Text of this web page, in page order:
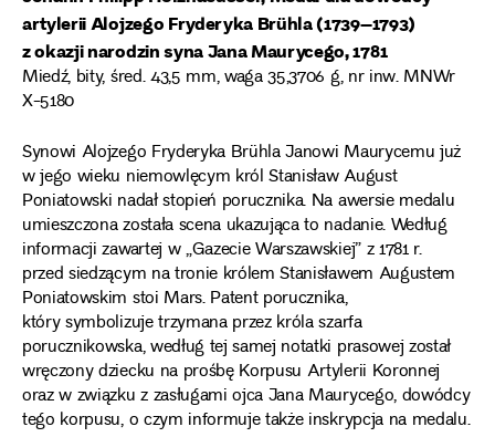
artylerii Alojzego Fryderyka Brühla (1739–1793)
z okazji narodzin syna Jana Maurycego, 1781
Miedź, bity, śred. 43,5 mm, waga 35,3706 g, nr inw. MNWr
X-5180
Synowi Alojzego Fryderyka Brühla Janowi Maurycemu już
w jego wieku niemowlęcym król Stanisław August
Poniatowski nadał stopień porucznika. Na awersie medalu
umieszczona została scena ukazująca to nadanie. Według
informacji zawartej w „Gazecie Warszawskiej” z 1781 r.
przed siedzącym na tronie królem Stanisławem Augustem
Poniatowskim stoi Mars. Patent porucznika,
który symbolizuje trzymana przez króla szarfa
porucznikowska, według tej samej notatki prasowej został
wręczony dziecku na prośbę Korpusu Artylerii Koronnej
oraz w związku z zasługami ojca Jana Maurycego, dowódcy
tego korpusu, o czym informuje także inskrypcja na medalu.